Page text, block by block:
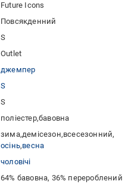
Future Icons
Повсякденний
S
Outlet
джемпер
S
S
поліестер бавовна
зима демісезон всесезонний
осінь весна
чоловічі
64% бавовна, 36% перероблений